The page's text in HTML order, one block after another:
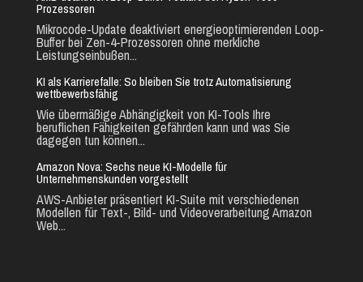
Prozessoren
Mikrocode-Update deaktiviert energieoptimierenden Loop-
Buffer bei Zen-4-Prozessoren ohne merkliche
Leistungseinbußen...
KI als Karrierefalle: So bleiben Sie trotz Automatisierung
wettbewerbsfähig
Wie übermäßige Abhängigkeit von KI-Tools Ihre
beruflichen Fähigkeiten gefährden kann und was Sie
dagegen tun können...
Amazon Nova: Sechs neue KI-Modelle für
Unternehmenskunden vorgestellt
AWS-Anbieter präsentiert KI-Suite mit verschiedenen
Modellen für Text-, Bild- und Videoverarbeitung Amazon
Web...